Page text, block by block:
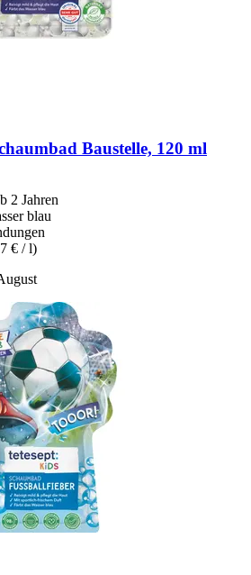
Baustelle, 120 ml
2 Jahren
blau
€ / l)